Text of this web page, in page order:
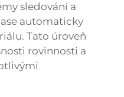
sledování a
automaticky
Tato úroveň
rovinnosti a